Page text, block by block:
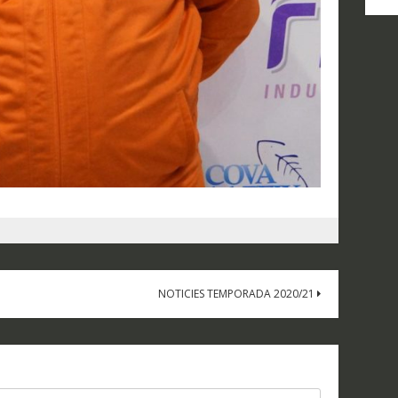
NOTICIES TEMPORADA 2020/21